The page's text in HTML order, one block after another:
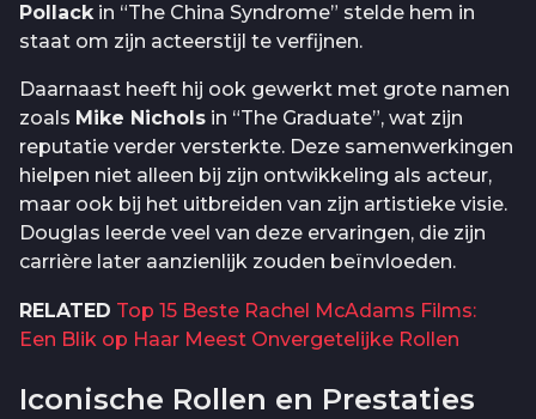
Pollackin “The China Syndrome” stelde hem in
staat om zijn acteerstijl te verfijnen.
Daarnaast heeft hij ook gewerkt met grote namen
zoals Mike Nichols in “The Graduate”, wat zijn
reputatie verder versterkte. Deze samenwerkingen
hielpen niet alleen bij zijn ontwikkeling als acteur,
maar ook bij het uitbreiden van zijn artistieke visie.
Douglas leerde veel van deze ervaringen, die zijn
carrière later aanzienlijk zouden beïnvloeden.
RELATED Top 15 Beste Rachel McAdams Films:
Een Blik op Haar Meest Onvergetelijke Rollen
Iconische Rollen en Prestaties